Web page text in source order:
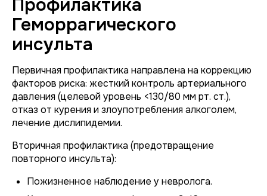
Профилактика
Геморрагического
инсульта
Первичная профилактика направлена на коррекцию
факторов риска: жесткий контроль артериального
давления (целевой уровень <130/80 мм рт. ст.),
отказ от курения и злоупотребления алкоголем,
лечение дислипидемии.
Вторичная профилактика (предотвращение
повторного инсульта):
Пожизненное наблюдение у невролога.